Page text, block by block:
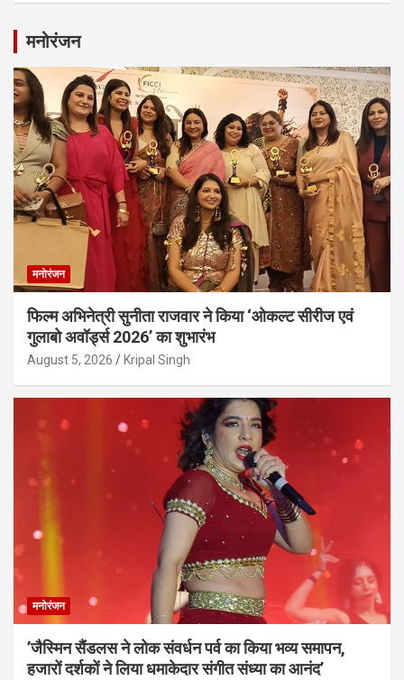
मनोरंजन
मनोरंजन
फिल्म अभिनेत्री सुनीता राजवार ने किया ‘ओकल्ट सीरीज एवं
गुलाबो अवॉर्ड्स 2026’ का शुभारंभ
August 5, 2026 Kripal Singh
मनोरंजन
’जैस्मिन सैंडलस ने लोक संवर्धन पर्व का किया भव्य समापन,
हजारों दर्शकों ने लिया धमाकेदार संगीत संध्या का आनंद’